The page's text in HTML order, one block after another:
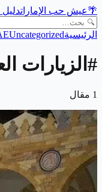
🌴عيش حب الإماراتدليل
الرئيسيةUncategorized
# الزيارات
1 مقال